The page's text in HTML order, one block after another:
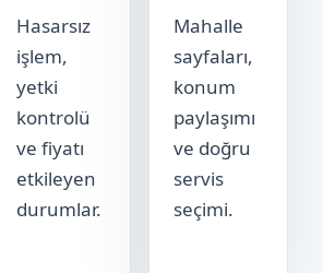
Hasarsız
işlem,
yetki
kontrolü
ve fiyatı
etkileyen
durumlar.
Mahalle
sayfaları,
konum
paylaşımı
ve doğru
servis
seçimi.